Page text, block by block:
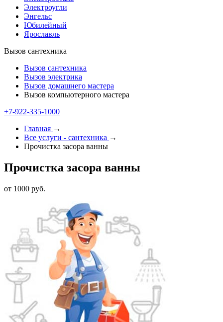
Электроугли
Энгельс
Юбилейный
Ярославль
Вызов сантехника
Вызов сантехника
Вызов электрика
Вызов домашнего мастера
Вызов компьютерного мастера
+7-922-335-1000
Главная →
Все услуги - cантехника →
Прочистка засора ванны
Прочистка засора ванны
от 1000 руб.